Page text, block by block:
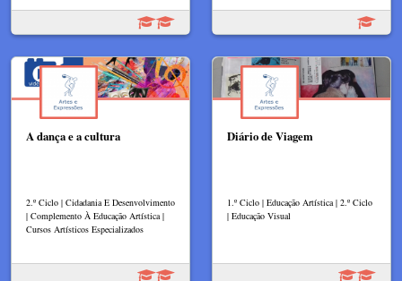
A dança e a cultura
2.º Ciclo | Cidadania E Desenvolvimento
| Complemento À Educação Artística |
Cursos Artísticos Especializados
Diário de Viagem
1.º Ciclo | Educação Artística | 2.º Ciclo
| Educação Visual